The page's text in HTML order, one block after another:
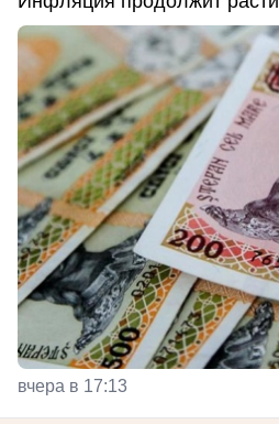
вчера в 17:13